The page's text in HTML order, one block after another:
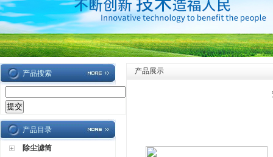
产品搜索
产品目录
除尘滤筒
产品展示